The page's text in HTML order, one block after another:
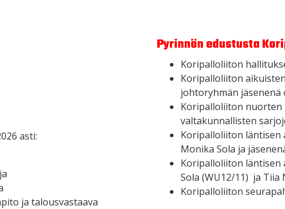
asti:
ja talousvastaava
Pyrinnön edustusta
Koripalloliiton
Koripalloliiton
johtoryhmän jäsenenä
Koripalloliiton nuorten
valtakunnallisten
Koripalloliiton läntisen
Monika Sola ja
Koripalloliiton läntisen
Sola (WU12/11) ja Tiia
Koripalloliiton